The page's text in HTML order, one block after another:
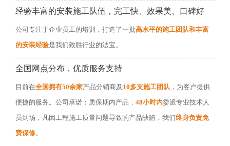
经验丰富的安装施工队伍，完工快、效果美、口碑好
公司专注于企业员工的培训，打造了一批高水平的施工团队和丰富
的安装经验是我们致胜行业的法宝。
全国网点分布，优质服务支持
目前在全国拥有50余家产品分销商及 10多支施工团队 ，为客户提供
便捷的服务。公司承诺：质保期内产品， 48小时内委派专业技术人
员到场，凡因工程施工质量问题导致的产品缺陷，我们终身负责免
费保修。